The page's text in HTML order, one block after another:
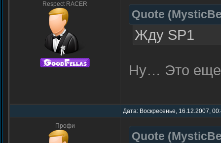
Respect RACER
Quote (
Жду SP1
Ну… Это еще
Дата: Воскресенье, 16.12.2007,
Профи
Quote (